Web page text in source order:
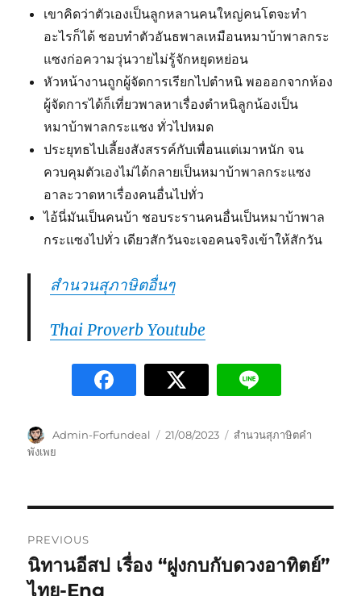
เขาคิดว่าตัวเองเป็นลูกหลานคนใหญ่คนโตจะทำ
อะไรก็ได้ ชอบทำตัวอันธพาลเหมือนหมาบ้าพาลกระ
แซงก่อความวุ่นวายไม่รู้จักหยุดหย่อน
หัวหน้างานถูกผู้จัดการเรียกไปตำหนิ พอออกจากห้อง
ผู้จัดการได้ก็เที่ยวพาลหาเรื่องตำหนิลูกน้องเป็น
หมาบ้าพาลกระแชง ทั่วไปหมด
ประยุทธไปเลี้ยงสังสรรค์กับเพื่อนแต่เมาหนัก จน
ควบคุมตัวเองไม่ได้กลายเป็นหมาบ้าพาลกระแซง
อาละวาดหาเรื่องคนอื่นไปทั่ว
ไอ้นี่มันเป็นคนบ้า ชอบระรานคนอื่นเป็นหมาบ้าพาล
กระแซงไปทั่ว เดียวสักวันจะเจอคนจริงเข้าให้สักวัน
สำนวนสุภาษิตอื่นๆ
Thai Proverb Youtube
Admin-Forfundeal 21/08/2023
สำนวนสุภาษิตคำ
พังเพย
PREVIOUS
นิทานอีสป เรื่อง “ฝูงกบกับดวงอาทิตย์”
ไทย-Eng